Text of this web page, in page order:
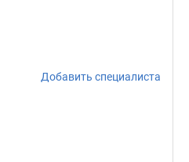
Добавить специалиста